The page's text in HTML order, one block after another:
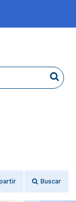
Buscar